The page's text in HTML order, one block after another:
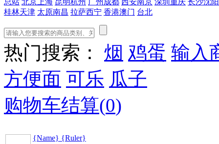
总站 北京 上海 昆明杭州 广州 成都 西安南京 深圳 重庆 长沙沈阳
桂林天津 太原南昌 拉萨西宁 香港澳门 台北
热门搜索： 烟 鸡蛋 输入
方便面 可乐 瓜子
购物车结算(0)
{Name} {Ruler}